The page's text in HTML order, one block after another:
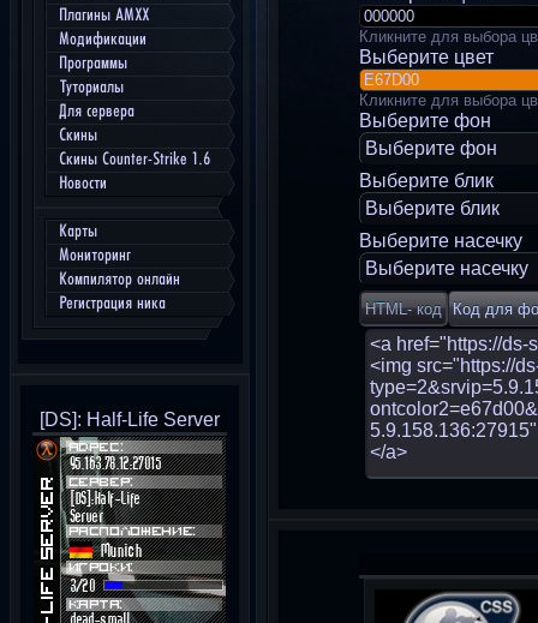
Плагины AMXX
Модификации
Программы
Туториалы
Для сервера
Скины
Скины Counter-Strike 1.6
Новости
Карты
Мониторинг
Компилятор онлайн
Регистрация ника
[DS]: Half-Life Server
Кликните для выбора
Выберите цвет
Кликните для выбора
Выберите фон
Выберите фон
Выберите блик
Выберите блик
Выберите насечку
Выберите насечку